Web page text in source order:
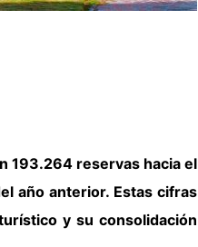
193.264 reservas hacia el
año anterior. Estas cifras
y su consolidación